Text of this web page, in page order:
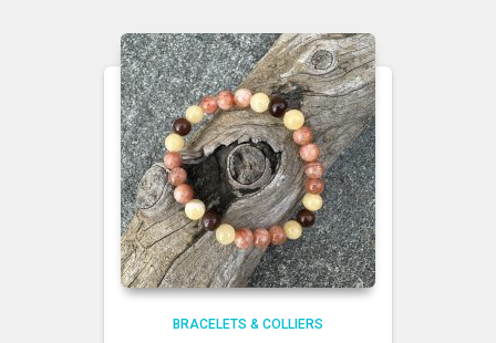
BRACELETS & COLLIERS